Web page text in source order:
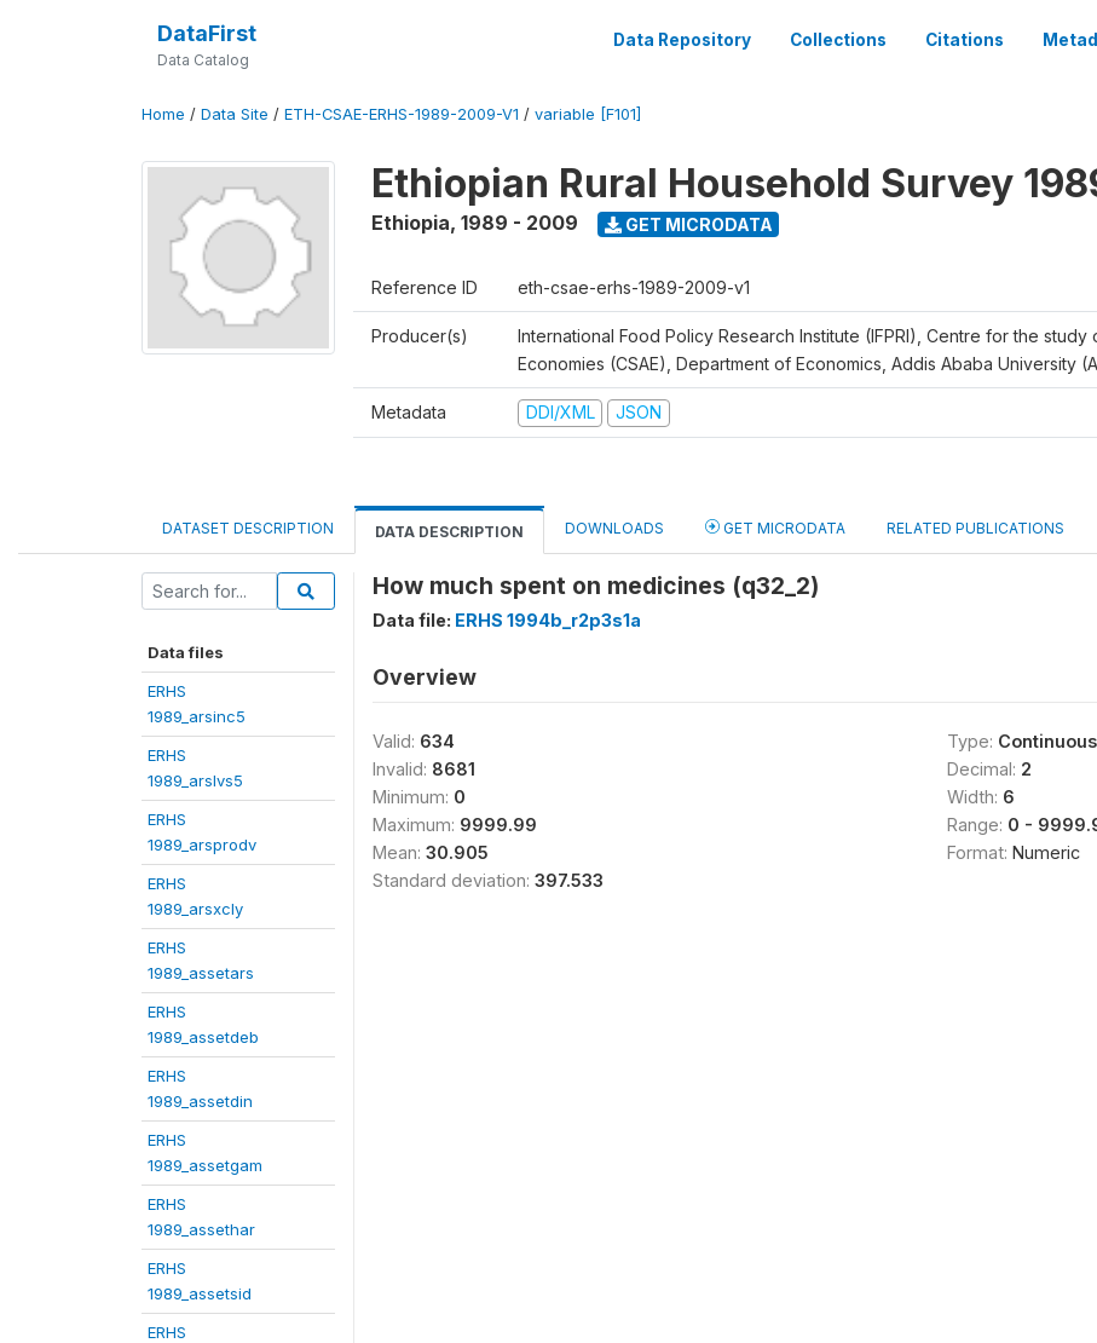
DataFirst
Data Catalog
Data Repository Collections Citations
Home / Data Site / ETH-CSAE-ERHS-1989-2009-V1 / variable [F101]
Ethiopian Rural Household Survey
Ethiopia, 1989 - 2009 GET MICRODATA
Reference ID eth-csae-erhs-1989-2009-v1
Producer(s)
International Food Policy Research Institute (IFPRI), Centre for the study
Economies (CSAE), Department of Economics, Addis Ababa University
Metadata DDI/XML JSON
DATASET DESCRIPTION DATA DESCRIPTION DOWNLOADS GET MICRODATA RELATED PUBLICATIONS
Data files
ERHS
1989_arsinc5
ERHS
1989_arslvs5
ERHS
1989_arsprodv
ERHS
1989_arsxcly
ERHS
1989_assetars
ERHS
1989_assetdeb
ERHS
1989_assetdin
ERHS
1989_assetgam
ERHS
1989_assethar
ERHS
1989_assetsid
ERHS
How much spent on medicines (q32_2)
Data file: ERHS 1994b_r2p3s1a
Overview
Valid: 634
Invalid: 8681
Minimum: 0
Maximum: 9999.99
Mean: 30.905
Standard deviation: 397.533
Type: Continuous
Decimal: 2
Width: 6
Range: 0 -
Format: Numeric